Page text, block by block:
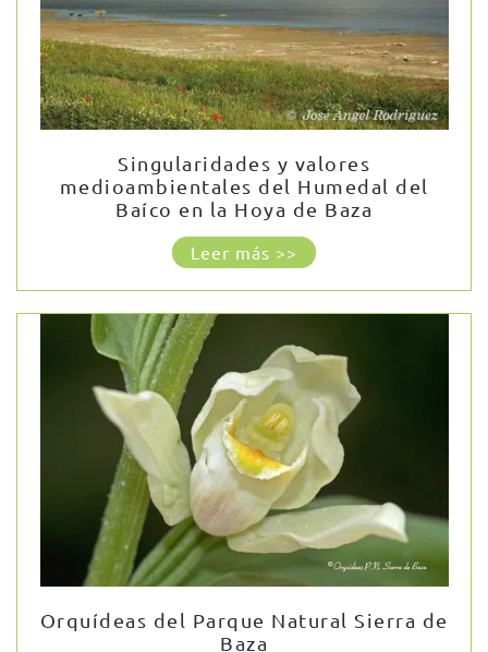
Singularidades y valores
medioambientales del Humedal del
Baíco en la Hoya de Baza
Leer más >>
Orquídeas del Parque Natural Sierra de
Baza